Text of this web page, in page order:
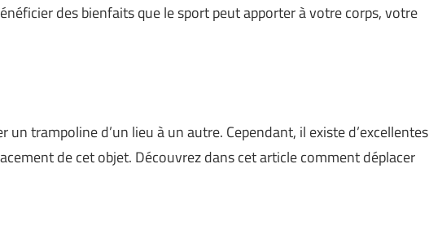
des bienfaits que le sport peut apporter à votre corps, votre
un trampoline d’un lieu à un autre. Cependant, il existe d’excellentes
de cet objet. Découvrez dans cet article comment déplacer